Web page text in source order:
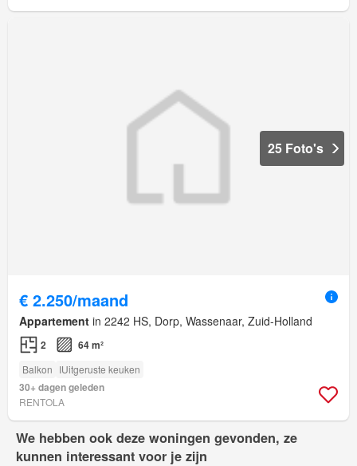
25 Foto's
€ 2.250/maand
Appartement in 2242 HS, Dorp, Wassenaar, Zuid-Holland
2 64 m²
Balkon IUitgeruste keuken
30+ dagen geleden
RENTOLA
We hebben ook deze woningen gevonden, ze
kunnen interessant voor je zijn